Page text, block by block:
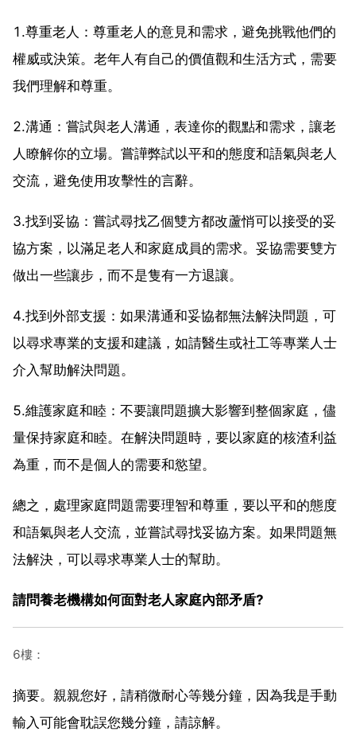
1.尊重老人：尊重老人的意見和需求，避免挑戰他們的
權威或決策。老年人有自己的價值觀和生活方式，需要
我們理解和尊重。
2.溝通：嘗試與老人溝通，表達你的觀點和需求，讓老
人瞭解你的立場。嘗譁弊試以平和的態度和語氣與老人
交流，避免使用攻擊性的言辭。
3.找到妥協：嘗試尋找乙個雙方都改蘆悄可以接受的妥
協方案，以滿足老人和家庭成員的需求。妥協需要雙方
做出一些讓步，而不是隻有一方退讓。
4.找到外部支援：如果溝通和妥協都無法解決問題，可
以尋求專業的支援和建議，如請醫生或社工等專業人士
介入幫助解決問題。
5.維護家庭和睦：不要讓問題擴大影響到整個家庭，儘
量保持家庭和睦。在解決問題時，要以家庭的核渣利益
為重，而不是個人的需要和慾望。
總之，處理家庭問題需要理智和尊重，要以平和的態度
和語氣與老人交流，並嘗試尋找妥協方案。如果問題無
法解決，可以尋求專業人士的幫助。
請問養老機構如何面對老人家庭內部矛盾?
6樓：
摘要。親親您好，請稍微耐心等幾分鐘，因為我是手動
輸入可能會耽誤您幾分鐘，請諒解。